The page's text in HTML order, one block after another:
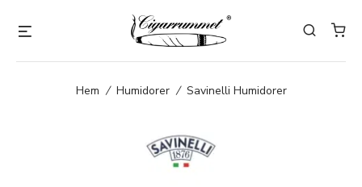
Hem / Humidorer / Savinelli Humidorer